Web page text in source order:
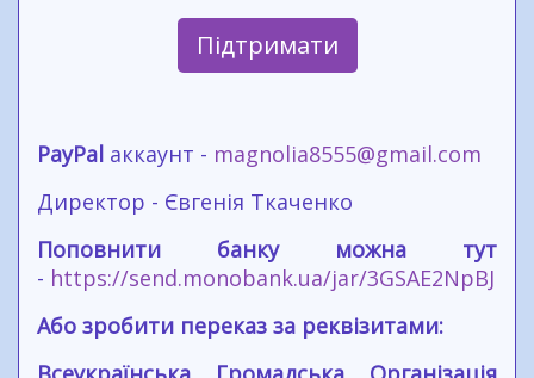
Підтримати
PayPal аккаунт - magnolia8555@gmail.com
Директор - Євгенія Ткаченко
Поповнити банку можна тут
- https://send.monobank.ua/jar/3GSAE2NpBJ
Або зробити переказ за реквізитами: